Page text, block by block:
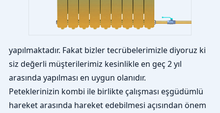
yapılmaktadır. Fakat bizler tecrübelerimizle diyoruz ki
siz değerli müşterilerimiz kesinlikle en geç 2 yıl
arasında yapılması en uygun olanıdır.
Peteklerinizin kombi ile birlikte çalışması eşgüdümlü
hareket arasında hareket edebilmesi açısından önem